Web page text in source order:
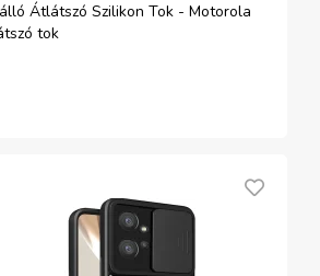
Átlátszó Szilikon Tok - Motorola
tok